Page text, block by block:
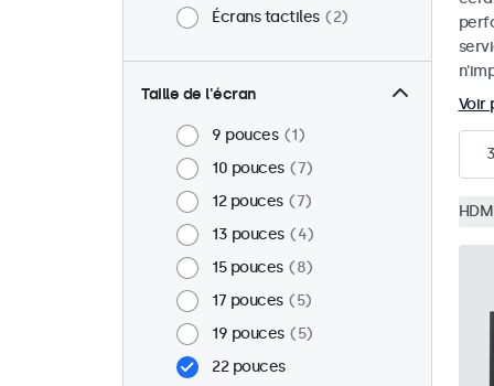
Écrans tactiles
2
Taille de l'écran
9 pouces
1
10 pouces
7
12 pouces
7
13 pouces
4
15 pouces
8
17 pouces
5
19 pouces
5
22 pouces
Voir
3